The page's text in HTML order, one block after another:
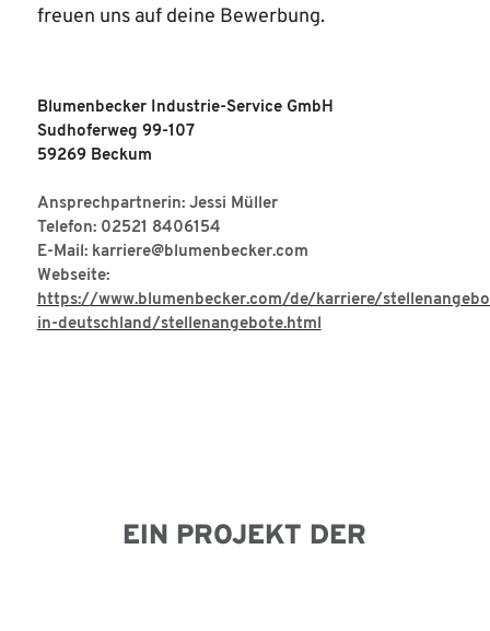
freuen uns auf deine Bewerbung.
Blumenbecker Industrie-Service GmbH
Sudhoferweg 99-107
59269 Beckum
Ansprechpartnerin: Jessi Müller
Telefon: 02521 8406154
E-Mail: karriere@blumenbecker.com
Webseite:
https://www.blumenbecker.com/de/karriere/
in-deutschland/stellenangebote.html
EIN PROJEKT DER